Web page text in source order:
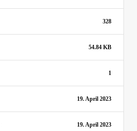
328
54.84 KB
1
19. April 2023
19. April 2023